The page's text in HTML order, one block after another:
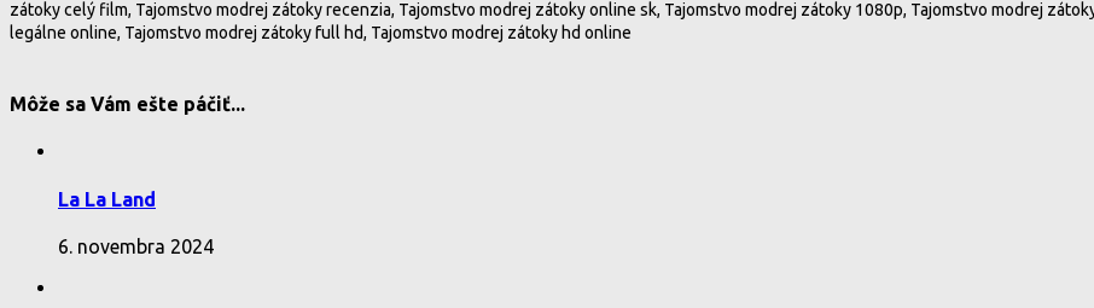
zátoky celý film, Tajomstvo modrej zátoky recenzia, Tajomstvo modrej zátoky online sk, Tajomstvo modrej zátoky 1080p, Tajomstvo modrej
legálne online, Tajomstvo modrej zátoky full hd, Tajomstvo modrej zátoky hd online
Môže sa Vám ešte páčiť...
La La Land
6. novembra 2024